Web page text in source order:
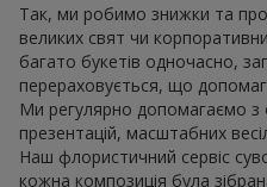
Так, ми робимо знижки та
великих свят чи
багато букетів одночасно,
перераховується, що
Ми регулярно допомагаємо
презентацій, масштабних
Наш флористичний сервіс
кожна композиція була